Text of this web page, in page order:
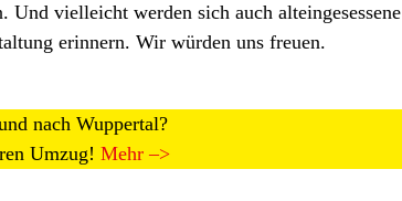
vielleicht werden sich auch alteingesessene
erinnern. Wir würden uns freuen.
nach Wuppertal?
Umzug! Mehr –>